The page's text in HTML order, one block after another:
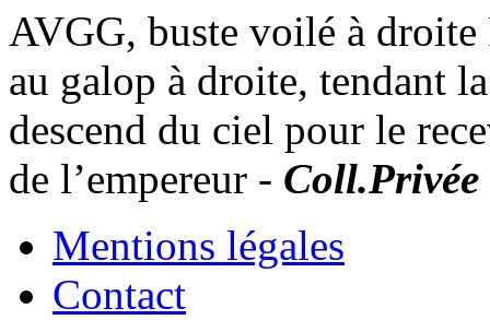
AVGG, buste voilé à
au galop à droite, tendant
descend du ciel pour le
de l’empereur - Coll.Privée
Mentions légales
Contact